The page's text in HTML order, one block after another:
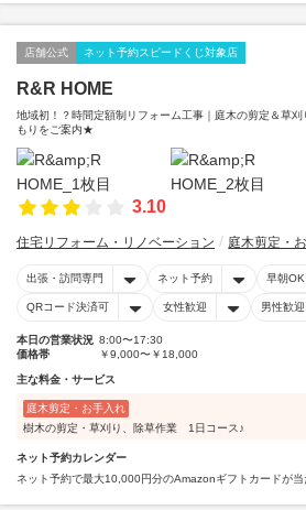
店舗公式 ネット予約スピードくじ対象店
R&R HOME
地域初！？時間定額制リフォーム工事｜庭木の剪定＆草
もりをご案内★
3.10
住宅リフォーム・リノベーション 庭木剪定・
出張・訪問専門 ネット予約 早朝OK
QRコード決済可 女性歓迎 男性歓迎
本日の営業状況 8:00〜17:30
価格帯
￥9,000〜￥18,000
主な料金・サービス
庭木剪定・お手入れ
樹木の剪定・草刈り、除草作業 1日コース♪
ネット予約カレンダー
ネット予約で最大10,000円分のAmazonギフトカードが当